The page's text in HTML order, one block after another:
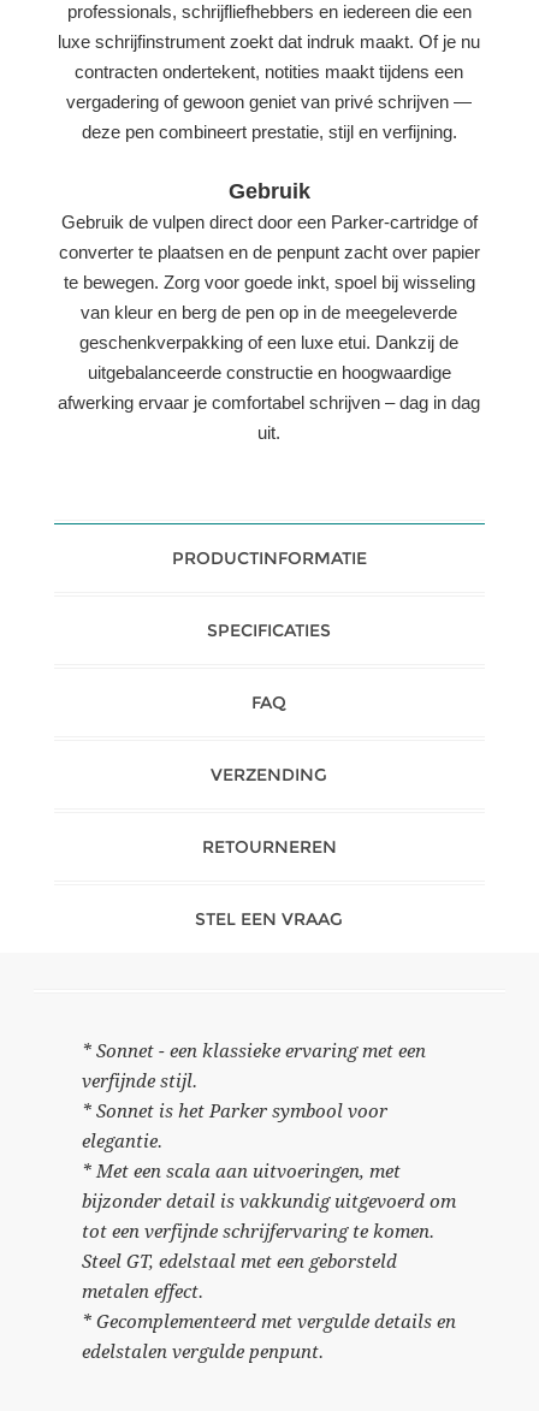
professionals, schrijfliefhebbers en iedereen die een
luxe schrijfinstrument zoekt dat indruk maakt. Of je nu
contracten ondertekent, notities maakt tijdens een
vergadering of gewoon geniet van privé schrijven —
deze pen combineert prestatie, stijl en verfijning.
Gebruik
Gebruik de vulpen direct door een Parker-cartridge of
converter te plaatsen en de penpunt zacht over papier
te bewegen. Zorg voor goede inkt, spoel bij wisseling
van kleur en berg de pen op in de meegeleverde
geschenkverpakking of een luxe etui. Dankzij de
uitgebalanceerde constructie en hoogwaardige
afwerking ervaar je comfortabel schrijven – dag in dag
uit.
PRODUCTINFORMATIE
SPECIFICATIES
FAQ
VERZENDING
RETOURNEREN
STEL EEN VRAAG
* Sonnet - een klassieke ervaring met een
verfijnde stijl.
* Sonnet is het Parker symbool voor
elegantie.
* Met een scala aan uitvoeringen, met
bijzonder detail is vakkundig uitgevoerd om
tot een verfijnde schrijfervaring te komen.
Steel GT, edelstaal met een geborsteld
metalen effect.
* Gecomplementeerd met vergulde details en
edelstalen vergulde penpunt.